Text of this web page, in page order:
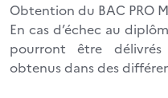
Obtention du BAC PRO
En cas d’échec au
pourront être
obtenus dans des